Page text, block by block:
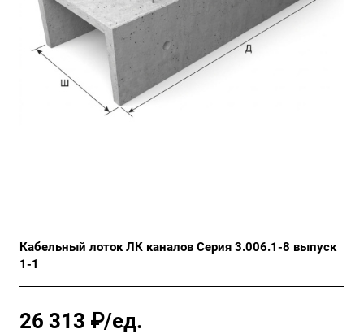
Кабельный лоток ЛК каналов Серия 3.006.1-8 выпуск
1-1
26 313 ₽/ед.